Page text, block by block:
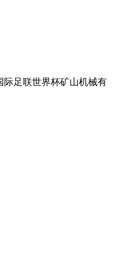
际足联世界杯矿山机械有